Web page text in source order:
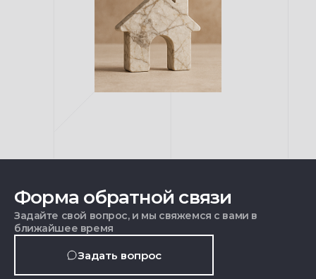
Форма обратной связи
Задайте свой вопрос, и мы свяжемся с вами в
ближайшее время
Задать вопрос